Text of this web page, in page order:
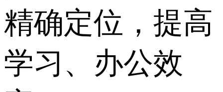
精确定位，提高
学习、办公效